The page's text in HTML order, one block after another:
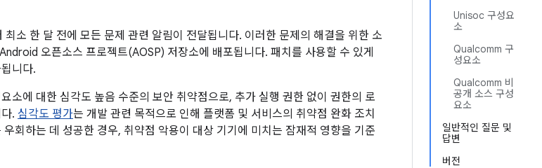
Unisoc 구성요
소
Qualcomm 구
성요소
Qualcomm 비
공개 소스 구성
요소
일반적인 질문 및
답변
버전
소 한 달 전에 모든 문제 관련 알림이 전달됩니다. 이러한 문제의 해결을 위한 소
오픈소스 프로젝트(AOSP) 저장소에 배포됩니다. 패치를 사용할 수 있게
니다.
소에 대한 심각도 높음 수준의 보안 취약점으로, 추가 실행 권한 없이 권한의 로
. 심각도 평가는 개발 관련 목적으로 인해 플랫폼 및 서비스의 취약점 완화 조치
회하는 데 성공한 경우, 취약점 악용이 대상 기기에 미치는 잠재적 영향을 기준